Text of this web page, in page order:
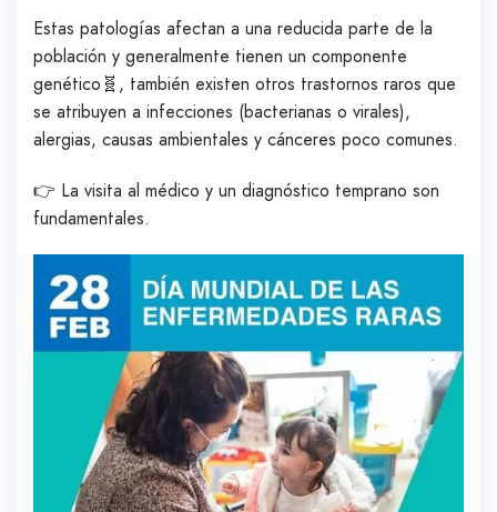
Estas patologías afectan a una reducida parte de la
población y generalmente tienen un componente
genético🧬, también existen otros trastornos raros que
se atribuyen a infecciones (bacterianas o virales),
alergias, causas ambientales y cánceres poco comunes.
👉 La visita al médico y un diagnóstico temprano son
fundamentales.